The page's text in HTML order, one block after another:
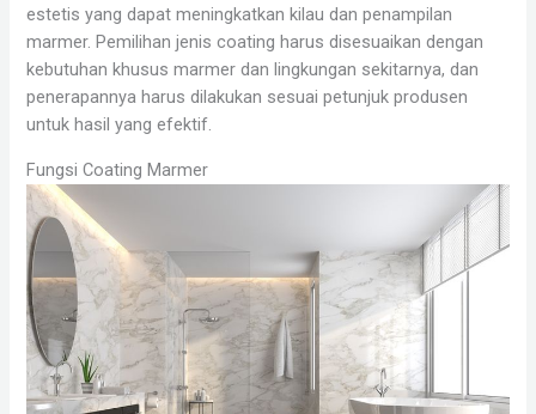
estetis yang dapat meningkatkan kilau dan penampilan
marmer. Pemilihan jenis coating harus disesuaikan dengan
kebutuhan khusus marmer dan lingkungan sekitarnya, dan
penerapannya harus dilakukan sesuai petunjuk produsen
untuk hasil yang efektif.
Fungsi Coating Marmer